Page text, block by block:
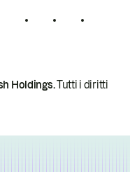
Holdings.Tutti i diritti